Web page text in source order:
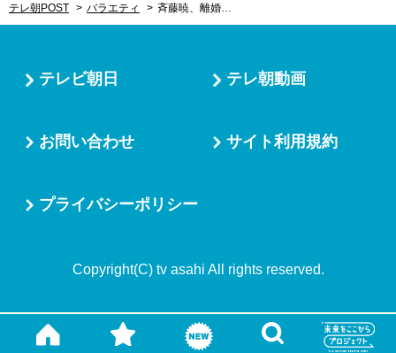
テレ朝POST バラエティ
テレビ朝日 テレ朝動画
お問い合わせ サイト利用規約
プライバシーポリシー
Copyright(C) tv asahi All rights reserved.